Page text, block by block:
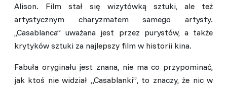
Alison. Film stał się wizytówką sztuki, ale też
artystycznym charyzmatem samego artysty.
,,Casablanca” uważana jest przez purystów, a także
krytyków sztuki za najlepszy film w historii kina.
Fabuła oryginału jest znana, nie ma co przypominać,
jak ktoś nie widział „Casablanki”, to znaczy, że nic w